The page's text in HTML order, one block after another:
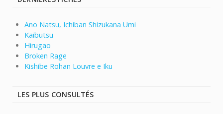
Ano Natsu, Ichiban Shizukana Umi
Kaibutsu
Hirugao
Broken Rage
Kishibe Rohan Louvre e Iku
LES PLUS CONSULTÉS